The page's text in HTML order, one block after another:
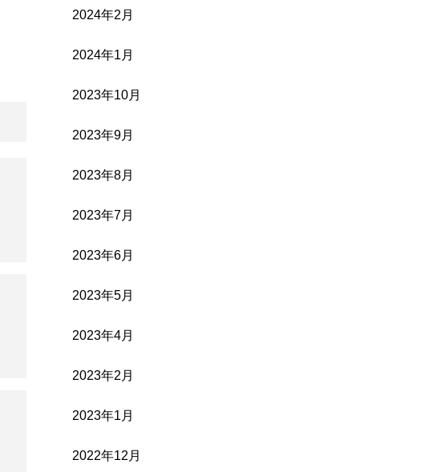
2024年2月
2024年1月
2023年10月
2023年9月
2023年8月
2023年7月
2023年6月
2023年5月
2023年4月
2023年2月
2023年1月
2022年12月